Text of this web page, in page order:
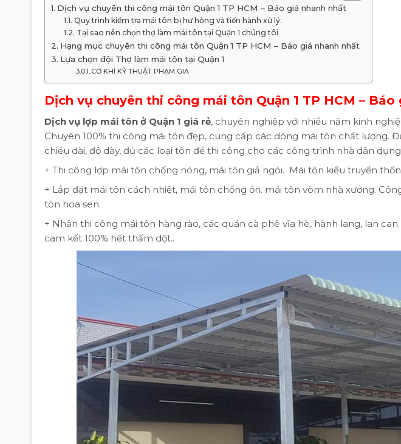
Dịch vụ chuyên thi công mái tôn Quận 1 TP HCM – Báo giá nhanh nhất
Quy trình kiểm tra mái tôn bị hư hỏng và tiến hành xử lý:
Tại sao nên chọn thợ làm mái tôn tại Quận 1 chúng tôi
Hạng mục chuyên thi công mái tôn Quận 1 TP HCM – Báo giá nhanh nhất
Lựa chọn đội Thợ làm mái tôn tại Quận 1
CƠ KHÍ KỸ THUẬT PHẠM GIA
Dịch vụ chuyên thi công mái tôn Quận 1 TP HCM – Báo
Dịch vụ lợp mái tôn ở Quận 1 giá rẻ, chuyên nghiệp với nhiều năm kinh
Chuyên 100% thi công mái tôn đẹp, cung cấp các dòng mái tôn chất lượng.
chiều dài, độ dày, đủ các loại tôn để thi công cho các công trình nhà dân
+ Thi công lợp mái tôn chống nóng, mái tôn giả ngói. Mái tôn kiểu truyền
+ Lắp đặt mái tôn cách nhiệt, mái tôn chống ồn. mái tôn vòm nhà xưởng.
tôn hoa sen.
+ Nhận thi công mái tôn hàng rào, các quán cà phê vĩa hè, hành lang, lan
cam kết 100% hết thấm dột..